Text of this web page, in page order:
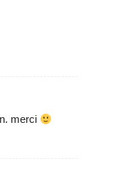
merci